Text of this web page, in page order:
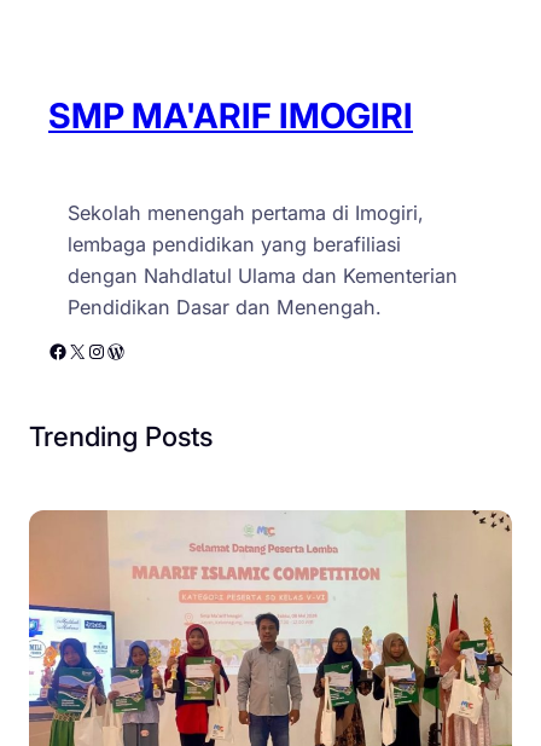
SMP MA'ARIF IMOGIRI
Sekolah menengah pertama di Imogiri,
lembaga pendidikan yang berafiliasi
dengan Nahdlatul Ulama dan Kementerian
Pendidikan Dasar dan Menengah.
Facebook X Instagram WordPress
Trending Posts